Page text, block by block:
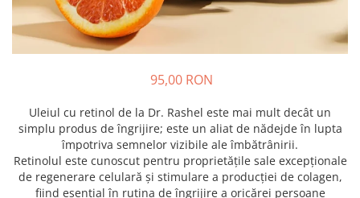
95,00 RON
Uleiul cu retinol de la Dr. Rashel este mai mult decât un
simplu produs de îngrijire; este un aliat de nădejde în lupta
împotriva semnelor vizibile ale îmbătrânirii.
Retinolul este cunoscut pentru proprietățile sale excepționale
de regenerare celulară și stimulare a producției de colagen,
fiind esențial în rutina de îngrijire a oricărei persoane